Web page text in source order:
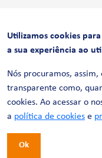
Utilizamos cookies
a sua experiência ao
Nós procuramos,
transparente como,
cookies. Ao acessar o
a política de cookies e
Ok